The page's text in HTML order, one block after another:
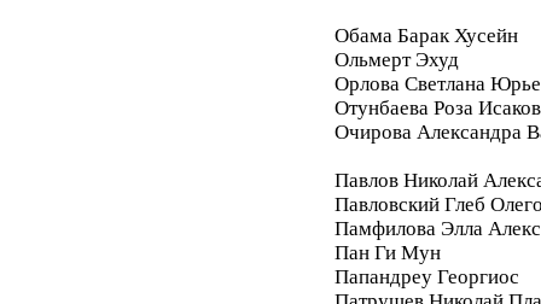
Обама Барак Хусейн
Ольмерт Эхуд
Орлова Светлана
Отунбаева Роза
Очирова Александра
Павлов Николай
Павловский Глеб
Памфилова Элла
Пан Ги Мун
Папандреу Георгиос